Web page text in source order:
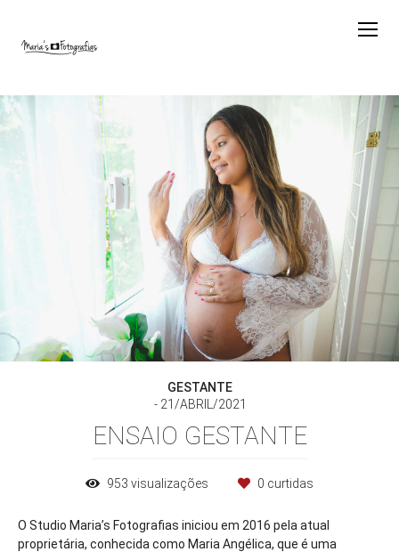
GESTANTE
21/ABRIL/2021
ENSAIO GESTANTE
953 visualizações 0 curtidas
O Studio Maria’s Fotografias iniciou em 2016 pela atual
proprietária, conhecida como Maria Angélica, que é uma